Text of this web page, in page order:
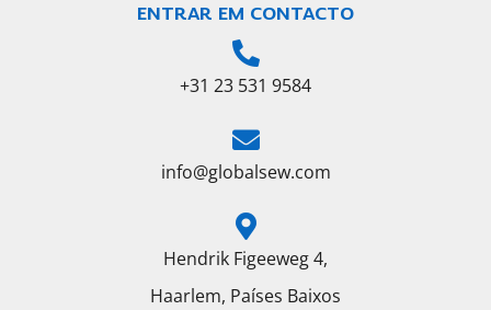
ENTRAR EM CONTACTO
+31 23 531 9584
info@globalsew.com
Hendrik Figeeweg 4,
Haarlem, Países Baixos